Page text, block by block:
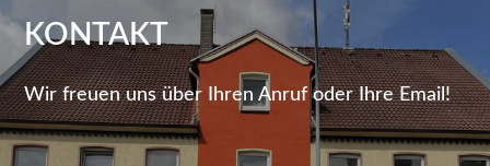
KONTAKT
Wir freuen uns über Ihren Anruf oder Ihre Email!